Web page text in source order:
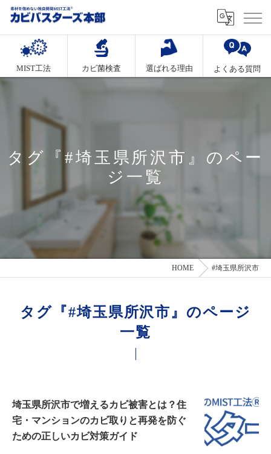
MIST工法 カビ菌検査 選ばれる理由 よくある質問
タグ『#埼玉県所沢市』のペー
ジ一覧
HOME #埼玉県所沢市
タグ『#埼玉県所沢市』のページ
一覧
埼玉県所沢市で増えるカビ被害とは？住
宅・マンションのカビ取りと再発を防ぐ
ための正しいカビ対策ガイド